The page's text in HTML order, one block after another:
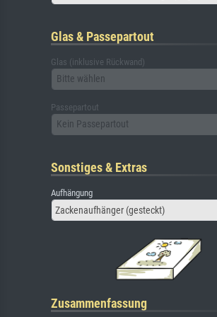
Glas & Passepartout
Glas (inklusive Rückwand)
Bitte wählen
Passepartout
Kein Passepartout
Sonstiges & Extras
Aufhängung
Zackenaufhänger (gesteckt)
Zusammenfassung